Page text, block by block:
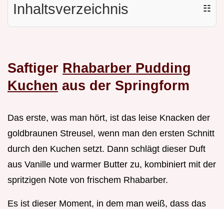
Inhaltsverzeichnis ☷
Saftiger Rhabarber Pudding
Kuchen aus der Springform
Das erste, was man hört, ist das leise Knacken der
goldbraunen Streusel, wenn man den ersten Schnitt
durch den Kuchen setzt. Dann schlägt dieser Duft
aus Vanille und warmer Butter zu, kombiniert mit der
spritzigen Note von frischem Rhabarber.
Es ist dieser Moment, in dem man weiß, dass das